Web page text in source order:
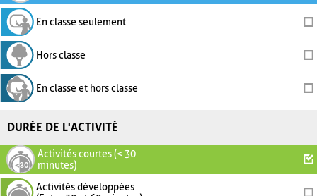
En classe seulement
Hors classe
En classe et hors classe
DURÉE DE L'ACTIVITÉ
Activités courtes (< 30
minutes)
Activités développées